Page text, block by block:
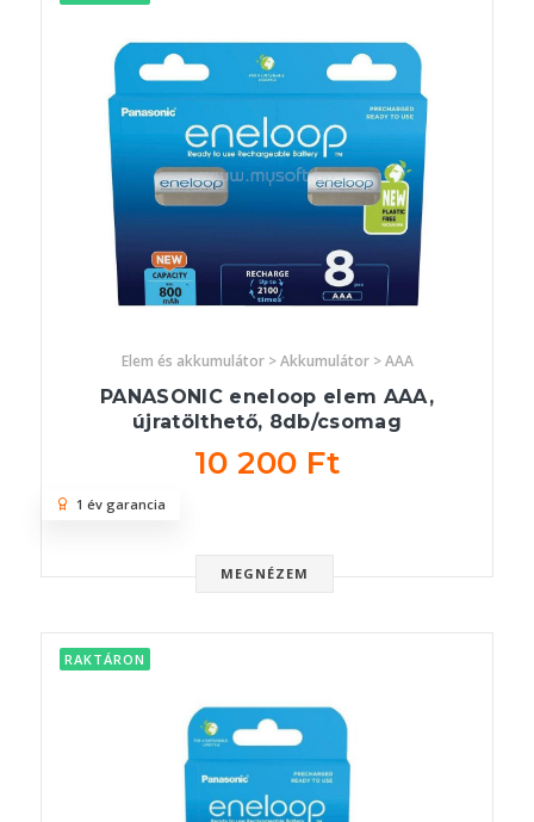
Elem és akkumulátor > Akkumulátor > AAA
PANASONIC eneloop elem AAA,
újratölthető, 8db/csomag
10 200 Ft
MEGNÉZEM
1 év garancia
RAKTÁRON